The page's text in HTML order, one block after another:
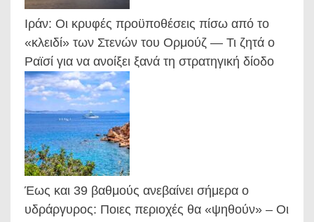
Ιράν: Οι κρυφές προϋποθέσεις πίσω από το
«κλειδί» των Στενών του Ορμούζ — Τι ζητά ο
Ραϊσί για να ανοίξει ξανά τη στρατηγική δίοδο
Έως και 39 βαθμούς ανεβαίνει σήμερα ο
υδράργυρος: Ποιες περιοχές θα «ψηθούν» – Οι